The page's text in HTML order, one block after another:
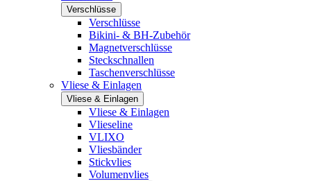
Verschlüsse
Verschlüsse
Bikini- & BH-Zubehör
Magnetverschlüsse
Steckschnallen
Taschenverschlüsse
Vliese & Einlagen
Vliese & Einlagen
Vliese & Einlagen
Vlieseline
VLIXO
Vliesbänder
Stickvlies
Volumenvlies